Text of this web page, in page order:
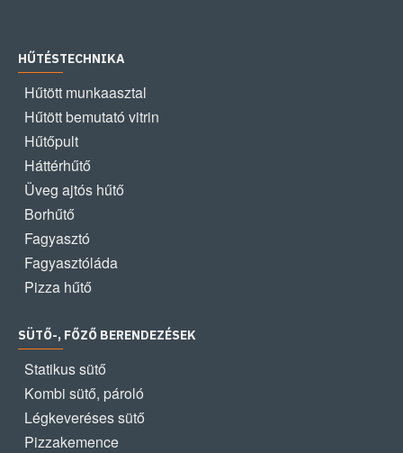
HŰTÉSTECHNIKA
Hűtött munkaasztal
Hűtött bemutató vitrin
Hűtőpult
Háttérhűtő
Üveg ajtós hűtő
Borhűtő
Fagyasztó
Fagyasztóláda
Pizza hűtő
SÜTŐ-, FŐZŐ BERENDEZÉSEK
Statikus sütő
Kombi sütő, pároló
Légkeveréses sütő
Pizzakemence